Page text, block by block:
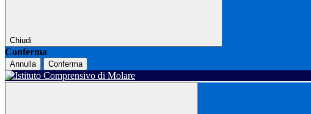
Chiudi
Conferma
Annulla Conferma